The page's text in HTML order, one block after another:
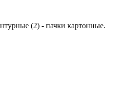
(2) - пачки картонные.